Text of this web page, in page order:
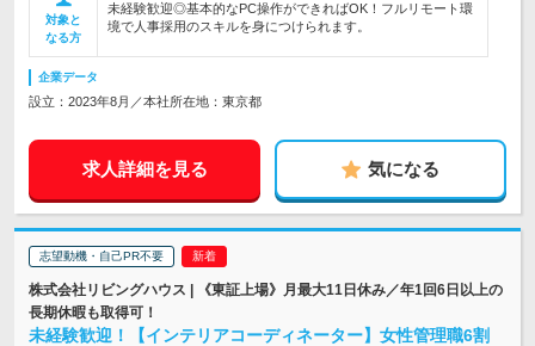
対象と
なる方
未経験歓迎◎基本的なPC操作ができればOK！フルリモート環
境で人事採用のスキルを身につけられます。
企業データ
設立：2023年8月／本社所在地：東京都
求人詳細を見る 気になる
志望動機・自己PR不要
株式会社リビングハウス | 《東証上場》月最大11日休み／年1回6日以上の
長期休暇も取得可！
未経験歓迎！【インテリアコーディネーター】女性管理職6割